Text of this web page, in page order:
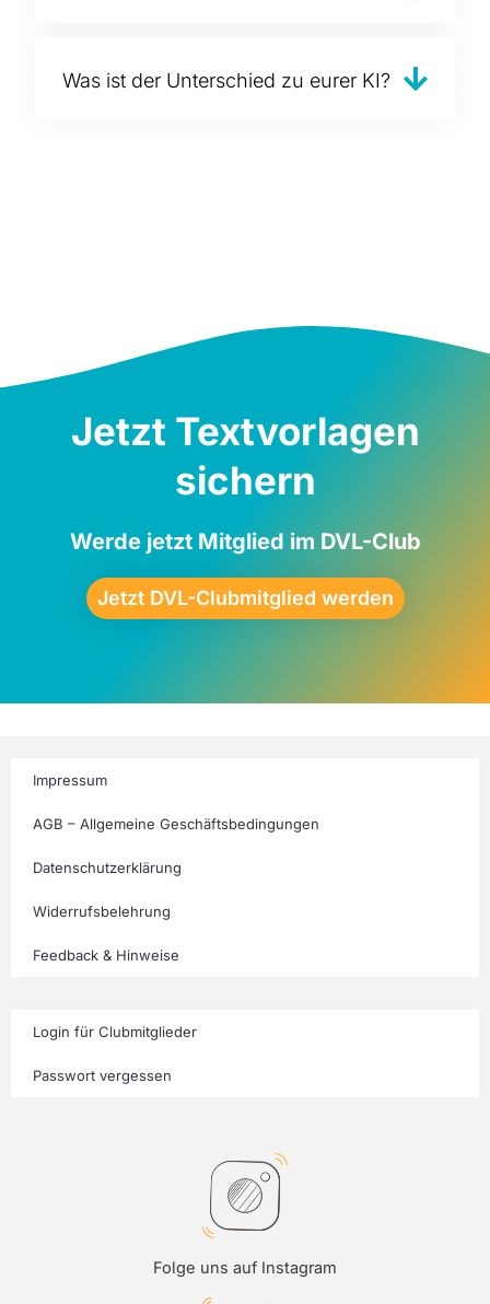
Was ist der Unterschied zu eurer KI?
Jetzt Textvorlagen
sichern
Werde jetzt Mitglied im DVL-Club
Jetzt DVL-Clubmitglied werden
Impressum
AGB – Allgemeine Geschäftsbedingungen
Datenschutzerklärung
Widerrufsbelehrung
Feedback & Hinweise
Login für Clubmitglieder
Passwort vergessen
Folge uns auf Instagram